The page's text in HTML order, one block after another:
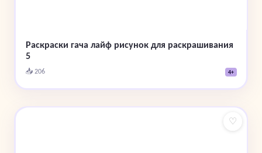
Раскраски гача лайф рисунок для раскрашивания
5
📥 206 4+
♡